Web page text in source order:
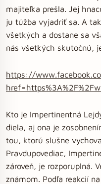
majiteľka prešla. Jej
ju túžba vyjadriť sa. A
všetkých a dostane sa
nás všetkých skutočnú,
https://
Kto je Impertinentná
diela, aj ona je
tou, ktorú slušne
Pravdupovediac,
zároveň, je rozporuplná.
známom. Podľa reakcií